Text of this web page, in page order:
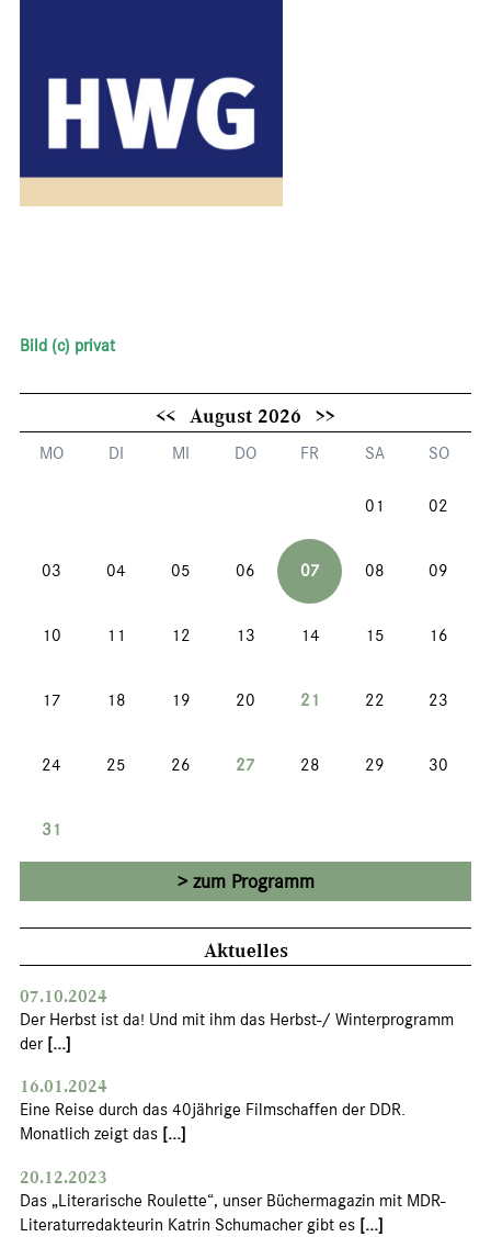
Bild (c) privat
<< August 2026 >>
MO DI MI DO FR SA SO
01 02
03 04 05 06 07 08 09
10 11 12 13 14 15 16
17 18 19 20 21 22 23
24 25 26 27 28 29 30
31
zum Programm
Aktuelles
07.10.2024
Der Herbst ist da! Und mit ihm das Herbst-/ Winterprogramm
der [...]
16.01.2024
Eine Reise durch das 40jährige Filmschaffen der DDR.
Monatlich zeigt das [...]
20.12.2023
Das „Literarische Roulette“, unser Büchermagazin mit MDR-
Literaturredakteurin Katrin Schumacher gibt es [...]